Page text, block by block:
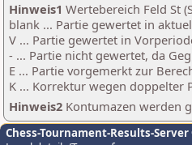
Hinweis1 Wertebereich Feld St
blank ... Partie gewertet in
V ... Partie gewertet in
- ... Partie nicht gewertet, da
E ... Partie vorgemerkt zur
K ... Korrektur wegen doppelter
Hinweis2 Kontumazen werden
Chess-Tournament-Results-Server